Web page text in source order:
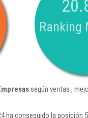
Ranking
según ventas ,
ha conseguido la posición